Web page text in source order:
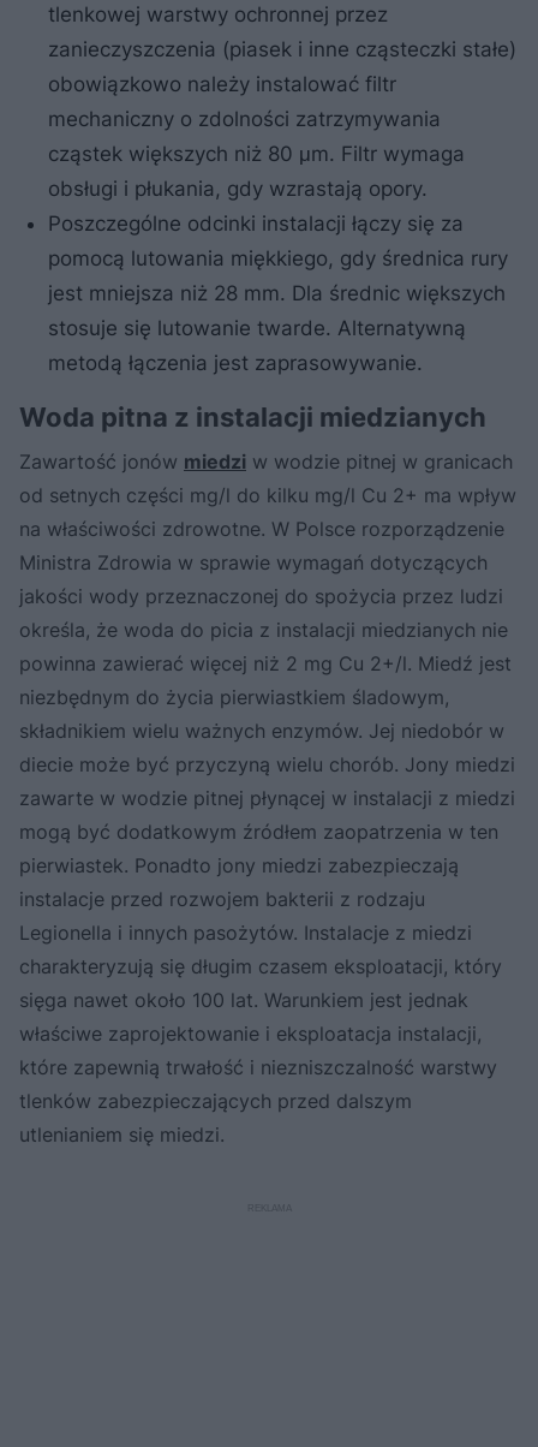
tlenkowej warstwy ochronnej przez
zanieczyszczenia (piasek i inne cząsteczki stałe)
obowiązkowo należy instalować filtr
mechaniczny o zdolności zatrzymywania
cząstek większych niż 80 μm. Filtr wymaga
obsługi i płukania, gdy wzrastają opory.
Poszczególne odcinki instalacji łączy się za
pomocą lutowania miękkiego, gdy średnica rury
jest mniejsza niż 28 mm. Dla średnic większych
stosuje się lutowanie twarde. Alternatywną
metodą łączenia jest zaprasowywanie.
Woda pitna z instalacji miedzianych
Zawartość jonów miedzi w wodzie pitnej w granicach
od setnych części mg/l do kilku mg/l Cu 2+ ma wpływ
na właściwości zdrowotne. W Polsce rozporządzenie
Ministra Zdrowia w sprawie wymagań dotyczących
jakości wody przeznaczonej do spożycia przez ludzi
określa, że woda do picia z instalacji miedzianych nie
powinna zawierać więcej niż 2 mg Cu 2+/l. Miedź jest
niezbędnym do życia pierwiastkiem śladowym,
składnikiem wielu ważnych enzymów. Jej niedobór w
diecie może być przyczyną wielu chorób. Jony miedzi
zawarte w wodzie pitnej płynącej w instalacji z miedzi
mogą być dodatkowym źródłem zaopatrzenia w ten
pierwiastek. Ponadto jony miedzi zabezpieczają
instalacje przed rozwojem bakterii z rodzaju
Legionella i innych pasożytów. Instalacje z miedzi
charakteryzują się długim czasem eksploatacji, który
sięga nawet około 100 lat. Warunkiem jest jednak
właściwe zaprojektowanie i eksploatacja instalacji,
które zapewnią trwałość i niezniszczalność warstwy
tlenków zabezpieczających przed dalszym
utlenianiem się miedzi.